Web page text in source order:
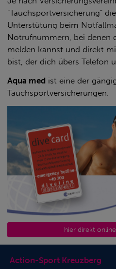
"Tauchsportversicherung"
Unterstütung beim
Notrufnummern, bei denen
melden kannst und direkt
bist, der dich übers Telefon
Aqua med ist eine der
Tauchsportversicherungen.
DIREKT
hier direkt
Action-Sport Kreuzberg